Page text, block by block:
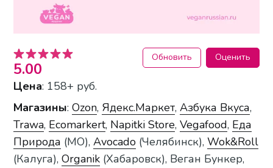
5.00
Обновить Оценить
Цена: 158+ руб.
Магазины:Ozon, Ядекс.Маркет,Азбука Вкуса,
Trawa, Ecomarkert, Napitki Store,Vegafood, Еда
Природа (МО),Avocado (Челябинск),Wok&Roll
(Калуга),Organik (Хабаровск), Веган Бункер,